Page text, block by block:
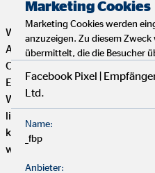
Wenn du Flexibilität,
Aufgabe mit Sinn und Zweck
OVB Finanzberater*in genau
Engagement bestimmt, wie
Wenn du genug von einem
lieber selbstständig arbeiten
kompetenten und freundlichen
willst, dann bist du hier genau
Marketing Cookies
Marketing Cookies werden
anzuzeigen. Zu diesem
übermittelt, die die Besucher
Facebook Pixel |
Ltd.
Name:
_fbp
Anbieter: